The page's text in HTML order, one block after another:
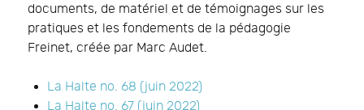
documents, de matériel et de témoignages sur les
pratiques et les fondements de la pédagogie
Freinet, créée par Marc Audet.
La Halte no. 68 (juin 2022)
La Halte no. 67 (juin 2022)